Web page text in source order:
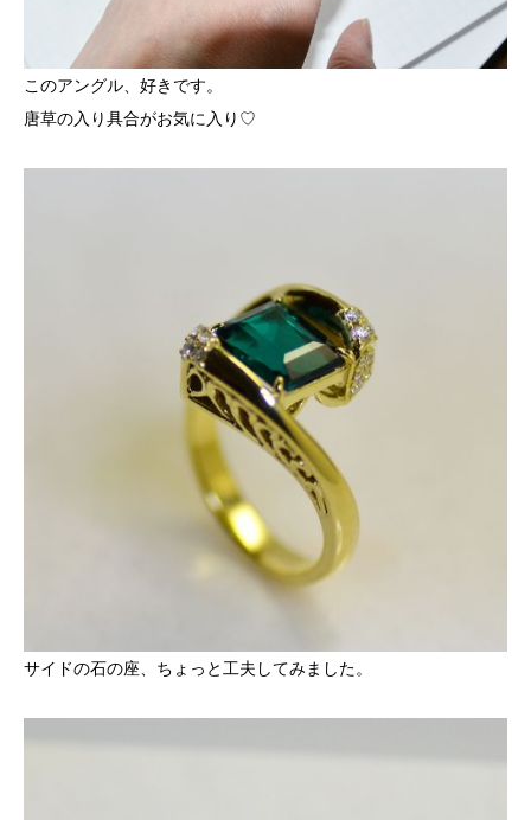
このアングル、好きです。
唐草の入り具合がお気に入り♡
サイドの石の座、ちょっと工夫してみました。